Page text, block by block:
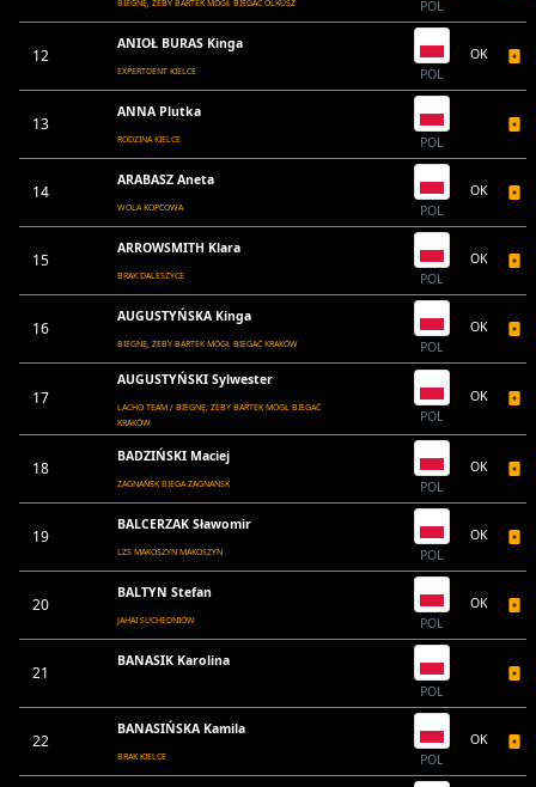
BIEGNĘ, ŻEBY BARTEK MÓGŁ BIEGAĆ OLKUSZ POL
12
ANIOŁ BURAS Kinga
EXPERTDENT KIELCE POL
OK
13
ANNA Plutka
RODZINA KIELCE POL
14
ARABASZ Aneta
WOLA KOPCOWA POL
OK
15
ARROWSMITH Klara
BRAK DALESZYCE POL
OK
16
AUGUSTYŃSKA Kinga
BIEGNĘ, ŻEBY BARTEK MÓGŁ BIEGAĆ KRAKÓW POL
OK
17
AUGUSTYŃSKI Sylwester
LACHO TEAM / BIEGNĘ, ŻEBY BARTEK MÓGŁ BIEGAĆ
KRAKÓW
POL
OK
18
BADZIŃSKI Maciej
ZAGNAŃSK BIEGA ZAGNAŃSK POL
OK
19
BALCERZAK Sławomir
LZS MAKOSZYN MAKOSZYN POL
OK
20
BALTYN Stefan
JAHAI SUCHEDNIÓW POL
OK
21
BANASIK Karolina
POL
22
BANASIŃSKA Kamila
BRAK KIELCE POL
OK